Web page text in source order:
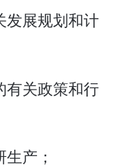
发展规划和计
有关政策和行
产；